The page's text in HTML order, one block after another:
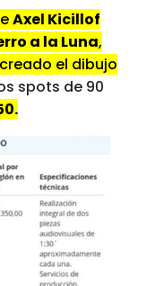
Axel Kicillof
a la Luna,
el dibujo
spots de 90